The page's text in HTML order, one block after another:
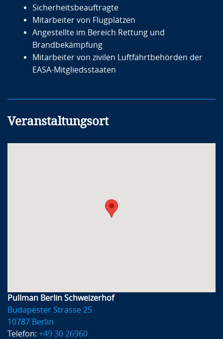
Sicherheitsbeauftragte
Mitarbeiter von Flugplätzen
Angestellte im Bereich Rettung und
Brandbekämpfung
Mitarbeiter von zivilen Luftfahrtbehörden der
EASA-Mitgliedsstaaten
Veranstaltungsort
Pullman Berlin Schweizerhof
Budapester Strasse 25
10787 Berlin
Telefon: +49 30 26960